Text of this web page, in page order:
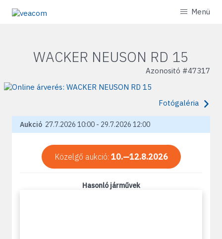
Menü
WACKER NEUSON RD 15
Azonositó #47317
Fotógaléria
Aukció 27.7.2026 10:00 - 29.7.2026 12:00
Közelgő aukció: 10.—12.8.2026
Hasonló járművek